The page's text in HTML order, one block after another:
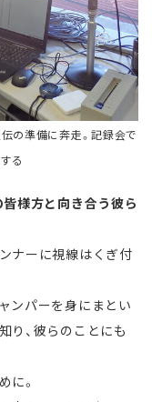
の準備に奔走。記録会で
る
様方と向き合う彼ら
ナーに視線はくぎ付
ンパーを身にまとい
り、彼らのことにも
に。